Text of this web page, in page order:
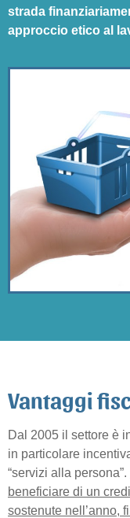
strada
approccio etico al
Vantaggi
Dal 2005 il settore è
in particolare
“servizi alla persona”.
beneficiare di un
sostenute nell’anno,